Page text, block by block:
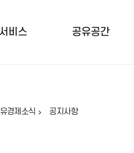
비스 공유공간
경제소식 공지사항